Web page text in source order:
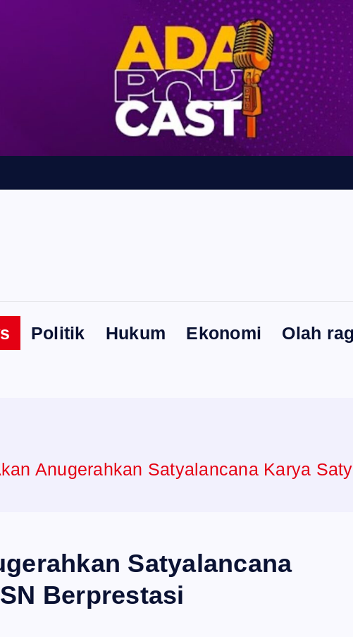
Politik Hukum Ekonomi Olah
Anugerahkan Satyalancana Karya
Satyalancana
Berprestasi